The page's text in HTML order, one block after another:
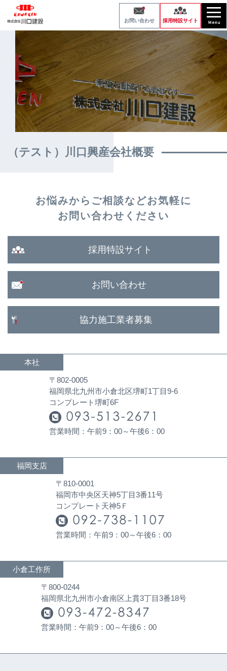
お問い合わせ 採用特設サイト
（テスト）川口興産会社概要
お悩みからご相談などお気軽に
お問い合わせください
採用特設サイト
お問い合わせ
協力施工業者募集
本社
〒802-0005
福岡県北九州市小倉北区堺町1丁目9-6
コンプレート堺町6F
営業時間：午前9：00～午後6：00
福岡支店
〒810-0001
福岡市中央区天神5丁目3番11号
コンプレート天神5Ｆ
営業時間：午前9：00～午後6：00
小倉工作所
〒800-0244
福岡県北九州市小倉南区上貫3丁目3番18号
営業時間：午前9：00～午後6：00